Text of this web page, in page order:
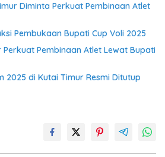
Diminta Perkuat Pembinaan Atlet
Pembukaan Bupati Cup Voli 2025
Pembinaan Atlet Lewat Bupati
2025 di Kutai Timur Resmi Ditutup